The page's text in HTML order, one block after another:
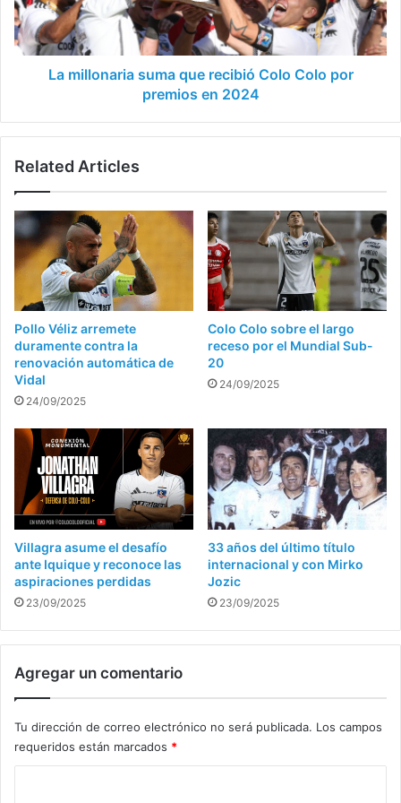
Colo
por
premios
La millonaria suma que recibió Colo Colo por
premios en 2024
Related Articles
Pollo Véliz arremete
duramente contra la
renovación automática de
Vidal
24/09/2025
Colo Colo sobre el largo
receso por el Mundial Sub-
20
24/09/2025
Villagra asume el desafío
ante Iquique y reconoce las
aspiraciones perdidas
23/09/2025
33 años del último título
internacional y con Mirko
Jozic
23/09/2025
Agregar un comentario
Tu dirección de correo electrónico no será publicada. Los campos
requeridos están marcados *